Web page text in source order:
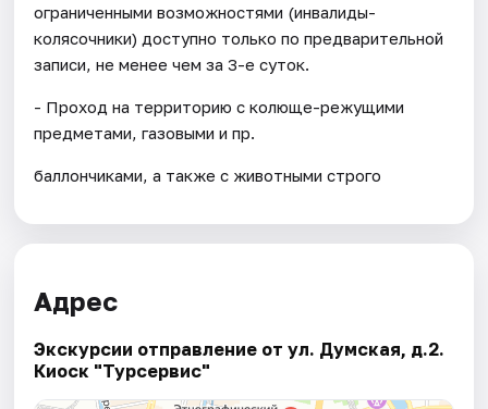
ограниченными возможностями (инвалиды-
колясочники) доступно только по предварительной
записи, не менее чем за 3-е суток.
- Проход на территорию с колюще-режущими
предметами, газовыми и пр.
баллончиками, а также с животными строго
Адрес
Экскурсии отправление от ул. Думская, д.2.
Киоск "Турсервис"